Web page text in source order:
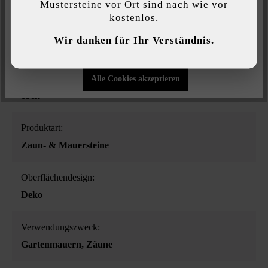
steingrau-schattiert
Oberflächenstruktur:
eben
Produktart:
Zaun- & Mauersteine
Oberflächendesign:
Deko
Verwendungszweck:
Gartenmauern, Zäune
Individuelle Einstellungen
Alle Cookies akzeptieren
Mustersteine vor Ort sind nach wie vor
kostenlos.
Wir danken für Ihr Verständnis.